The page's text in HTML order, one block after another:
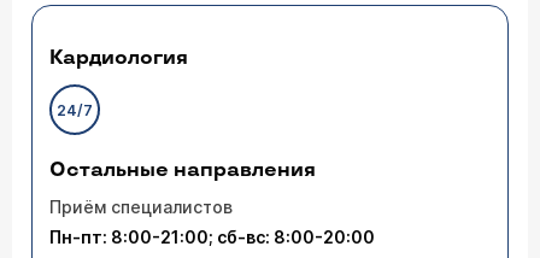
Кардиология
24/7
Остальные направления
Приём специалистов
Пн-пт: 8:00-21:00; сб-вс: 8:00-20:00